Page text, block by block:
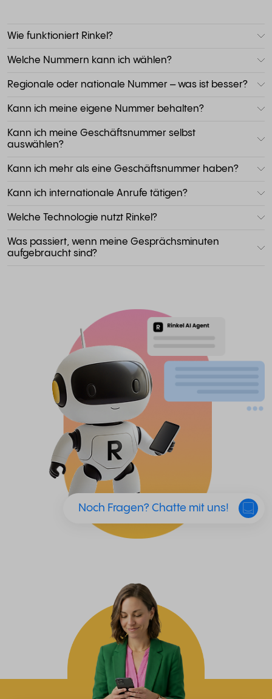
Wie funktioniert Rinkel?
Welche Nummern kann ich wählen?
Regionale oder nationale Nummer – was ist besser?
Kann ich meine eigene Nummer behalten?
Kann ich meine Geschäftsnummer selbst
auswählen?
Kann ich mehr als eine Geschäftsnummer haben?
Kann ich internationale Anrufe tätigen?
Welche Technologie nutzt Rinkel?
Was passiert, wenn meine Gesprächsminuten
aufgebraucht sind?
Noch Fragen? Chatte mit uns!